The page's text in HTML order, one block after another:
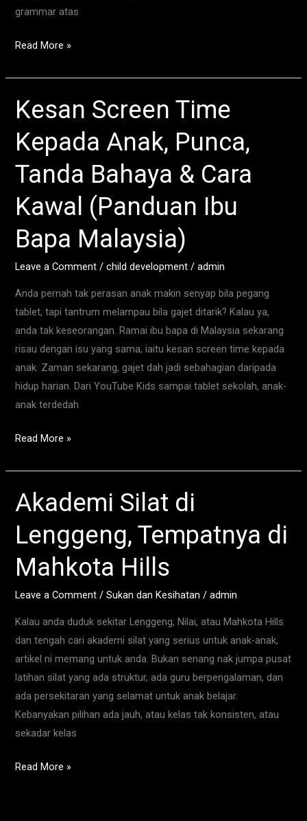
grammar atas
Read More »
Kesan Screen Time
Kepada Anak, Punca,
Tanda Bahaya & Cara
Kawal (Panduan Ibu
Bapa Malaysia)
Leave a Comment /child development /admin
Anda pernah tak perasan anak makin senyap bila pegang
tablet, tapi tantrum melampau bila gajet ditarik? Kalau ya,
anda tak keseorangan. Ramai ibu bapa di Malaysia sekarang
risau dengan isu yang sama, iaitu kesan screen time kepada
anak. Zaman sekarang, gajet dah jadi sebahagian daripada
hidup harian. Dari YouTube Kids sampai tablet sekolah, anak-
anak terdedah
Kesan
Screen
Time
Kepada
Anak,
Punca,
Tanda
Bahaya
&
Cara
Kawal
(Panduan
Bapa
Malaysia)
Read More »
Akademi Silat di
Lenggeng, Tempatnya di
Mahkota Hills
Leave a Comment /Sukan dan Kesihatan /admin
Kalau anda duduk sekitar Lenggeng, Nilai, atau Mahkota Hills
dan tengah cari akademi silat yang serius untuk anak-anak,
artikel ni memang untuk anda. Bukan senang nak jumpa pusat
latihan silat yang ada struktur, ada guru berpengalaman, dan
ada persekitaran yang selamat untuk anak belajar.
Kebanyakan pilihan ada jauh, atau kelas tak konsisten, atau
sekadar kelas
Akademi
Silat
Lenggeng,
Tempatnya
Hills
Read More »